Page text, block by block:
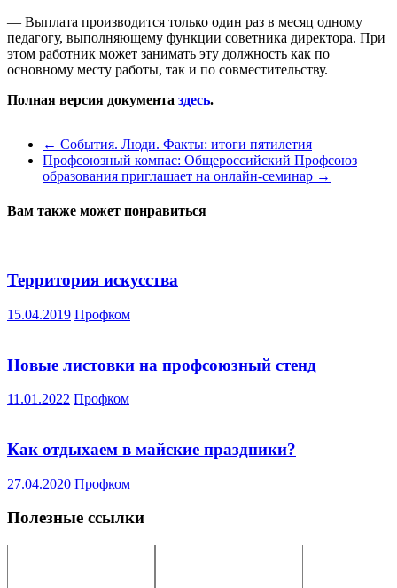
— Выплата производится только один раз в месяц одному
педагогу, выполняющему функции советника директора. При
этом работник может занимать эту должность как по
основному месту работы, так и по совместительству.
Полная версия документа здесь.
← События. Люди. Факты: итоги пятилетия
Профсоюзный компас: Общероссийский Профсоюз
образования приглашает на онлайн-семинар →
Вам также может понравиться
Территория искусства
15.04.2019 Профком
Новые листовки на профсоюзный стенд
11.01.2022 Профком
Как отдыхаем в майские праздники?
27.04.2020 Профком
Полезные ссылки